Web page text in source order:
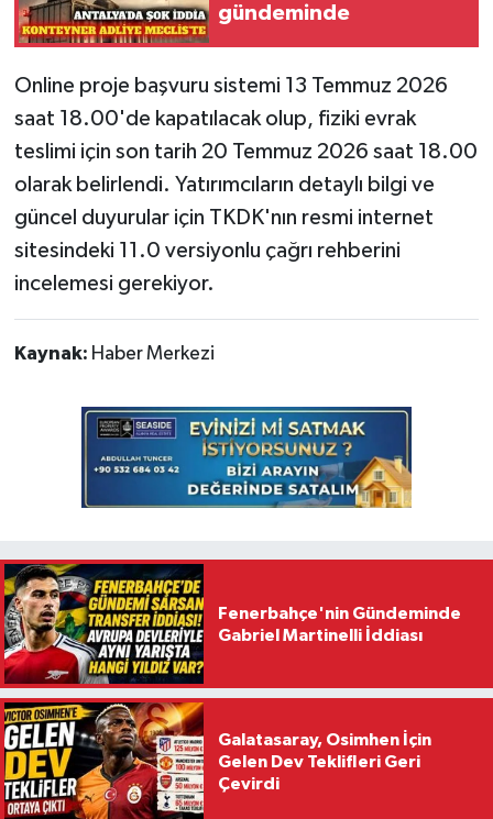
gündeminde
Online proje başvuru sistemi 13 Temmuz 2026
saat 18.00'de kapatılacak olup, fiziki evrak
teslimi için son tarih 20 Temmuz 2026 saat 18.00
olarak belirlendi. Yatırımcıların detaylı bilgi ve
güncel duyurular için TKDK'nın resmi internet
sitesindeki 11.0 versiyonlu çağrı rehberini
incelemesi gerekiyor.
Kaynak: Haber Merkezi
Fenerbahçe'nin Gündeminde
Gabriel Martinelli İddiası
Galatasaray, Osimhen İçin
Gelen Dev Teklifleri Geri
Çevirdi